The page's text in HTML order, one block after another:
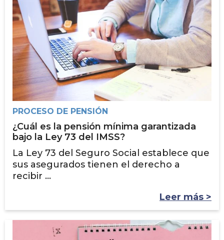
PROCESO DE PENSIÓN
¿Cuál es la pensión mínima garantizada
bajo la Ley 73 del IMSS?
La Ley 73 del Seguro Social establece que
sus asegurados tienen el derecho a
recibir ...
Leer más >